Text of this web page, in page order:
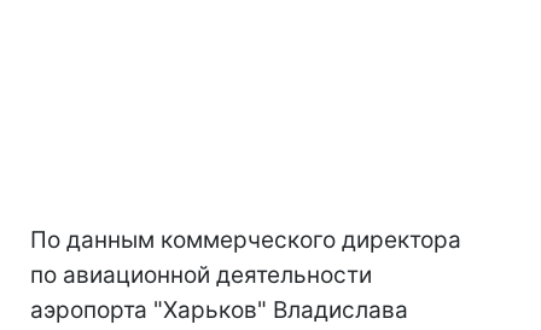
По данным коммерческого директора
по авиационной деятельности
аэропорта "Харьков" Владислава